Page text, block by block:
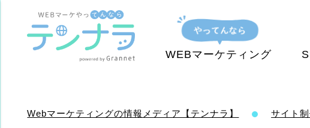
WEBマーケティング
Webマーケティングの情報メディア【テンナラ】 サイト